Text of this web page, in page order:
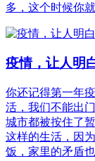
多，这个时候你
疫情，让人明
你还记得第一年
活，我们不能出
城市都被按住了
这样的生活，因
饭，家里的矛盾